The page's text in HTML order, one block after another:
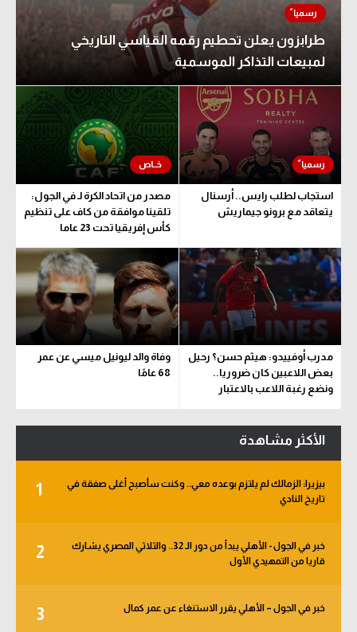
طرابزون يعلن تحطيم رقمه القياسي التاريخي
لمبيعات التذاكر الموسمية
استجاب لطلب رايس.. أرسنال
يتعاقد مع برونو جيماريش
مصدر من اتحاد الكرة لـ في الجول:
تلقينا موافقة من كاف على تنظيم
كأس إفريقيا تحت 23 عاما
مدرب أوفييدو: هيثم حسن؟ رحيل
بعض اللاعبين كان ضروريا..
ونضع رغبة اللاعب بالاعتبار
وفاة والد ليونيل ميسي عن عمر
68 عامًا
الأكثر مشاهدة
1
بيزيرا: الزمالك لم يلتزم بوعده معي.. وكنت سأصبح أغلى صفقة في
تاريخ النادي
2
خبر في الجول - الأهلي يبدأ من دور الـ 32.. والثلاثي المصري يشارك
قاريا من التمهيدي الأول
3 خبر في الجول – الأهلي يقرر الاستنغاء عن عمر كمال